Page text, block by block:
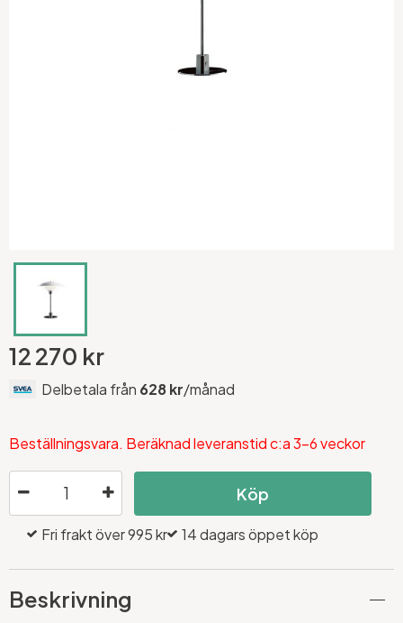
12 270 kr
Delbetala från 628 kr/månad
Beställningsvara. Beräknad leveranstid c:a 3-6 veckor
Köp
Fri frakt över 995 kr 14 dagars öppet köp
Beskrivning